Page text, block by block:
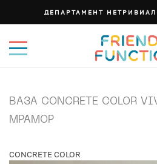
ДЕПАРТАМЕНТ
ВАЗА CONCRETE COLOR
МРАМОР
CONCRETE COLOR